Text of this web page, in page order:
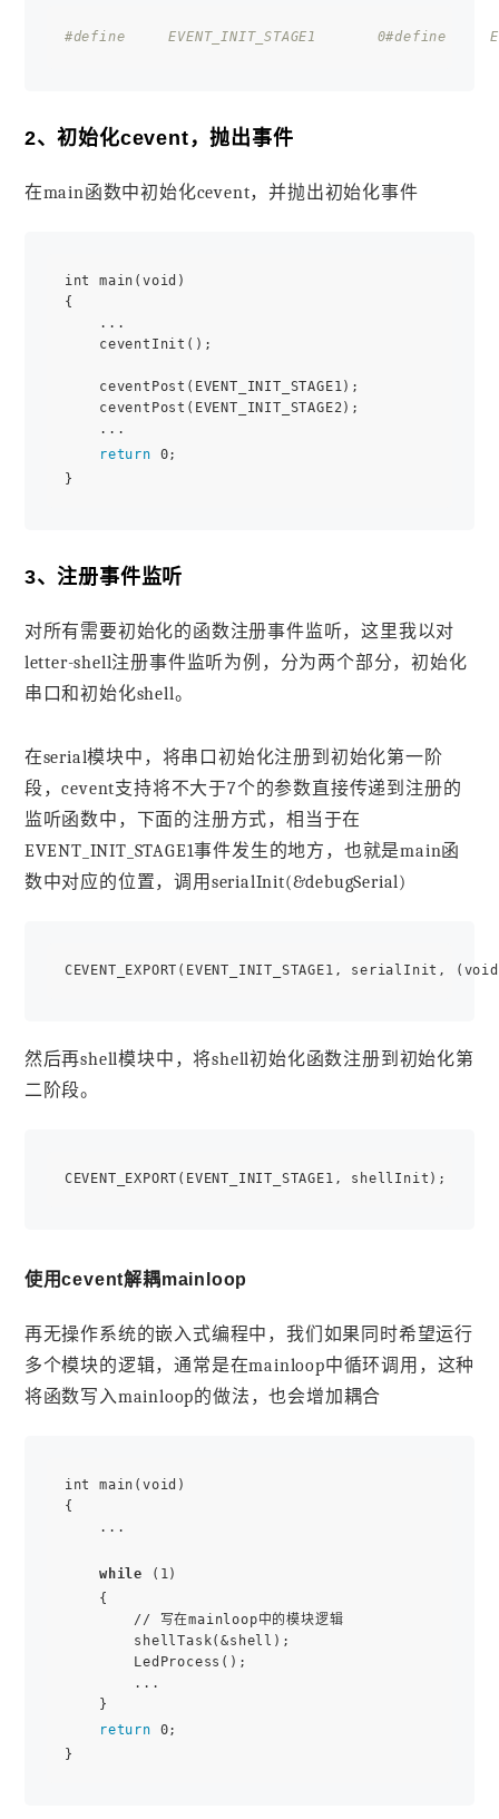
#define     EVENT_INIT_STAGE1       0#define
2、初始化cevent，抛出事件
在main函数中初始化cevent，并抛出初始化事件
int main(void)
{
...
ceventInit();
ceventPost(EVENT_INIT_STAGE1);
ceventPost(EVENT_INIT_STAGE2);
...
return 0;
3、注册事件监听
对所有需要初始化的函数注册事件监听，这里我以对
letter-shell注册事件监听为例，分为两个部分，初始化
串口和初始化shell。
在serial模块中，将串口初始化注册到初始化第一阶
段，cevent支持将不大于7个的参数直接传递到注册的
监听函数中，下面的注册方式，相当于在
EVENT_INIT_STAGE1事件发生的地方，也就是main函
数中对应的位置，调用serialInit(&debugSerial)
然后再shell模块中，将shell初始化函数注册到初始化第
二阶段。
使用cevent解耦mainloop
再无操作系统的嵌入式编程中，我们如果同时希望运行
多个模块的逻辑，通常是在mainloop中循环调用，这种
将函数写入mainloop的做法，也会增加耦合
int main(void)
{
...
while (1)
{
// 写在mainloop中的模块逻辑
shellTask(&shell);
LedProcess();
...
}
return 0;